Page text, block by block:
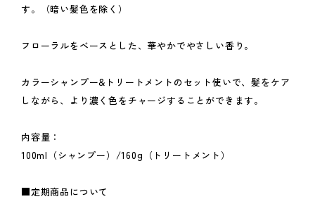
す。（暗い髪色を除く）
フローラルをベースとした、華やかでやさしい香り。
カラーシャンプー&トリートメントのセット使いで、髪をケア
しながら、より濃く色をチャージすることができます。
内容量：
100ml（シャンプー）/160g（トリートメント）
■定期商品について